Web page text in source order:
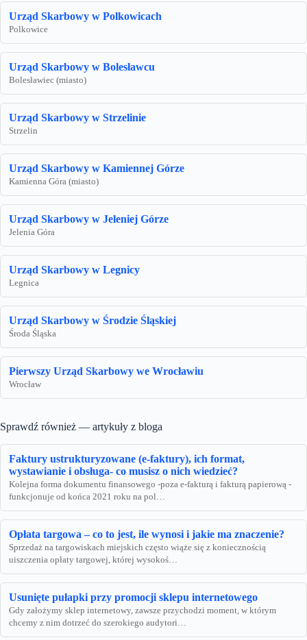
Urząd Skarbowy w Polkowicach
Polkowice
Urząd Skarbowy w Bolesławcu
Bolesławiec (miasto)
Urząd Skarbowy w Strzelinie
Strzelin
Urząd Skarbowy w Kamiennej Górze
Kamienna Góra (miasto)
Urząd Skarbowy w Jeleniej Górze
Jelenia Góra
Urząd Skarbowy w Legnicy
Legnica
Urząd Skarbowy w Środzie Śląskiej
Środa Śląska
Pierwszy Urząd Skarbowy we Wrocławiu
Wrocław
Sprawdź również — artykuły z bloga
Faktury ustrukturyzowane (e-faktury), ich format,
wystawianie i obsługa- co musisz o nich wiedzieć?
Kolejna forma dokumentu finansowego -poza e-fakturą i fakturą papierową -
funkcjonuje od końca 2021 roku na pol…
Opłata targowa – co to jest, ile wynosi i jakie ma znaczenie?
Sprzedaż na targowiskach miejskich często wiąże się z koniecznością
uiszczenia opłaty targowej, której wysokoś…
Usunięte pułapki przy promocji sklepu internetowego
Gdy założymy sklep internetowy, zawsze przychodzi moment, w którym
chcemy z nim dotrzeć do szerokiego audytori…